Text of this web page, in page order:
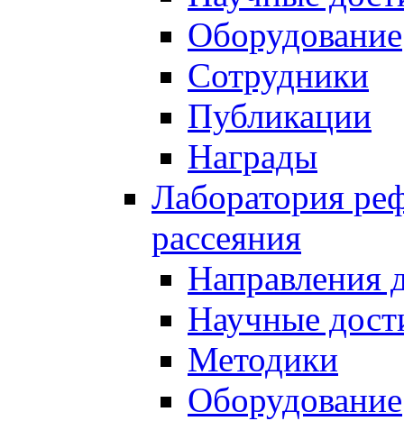
Оборудование
Сотрудники
Публикации
Награды
Лаборатория
рассеяния
Направления
Научные
Методики
Оборудование